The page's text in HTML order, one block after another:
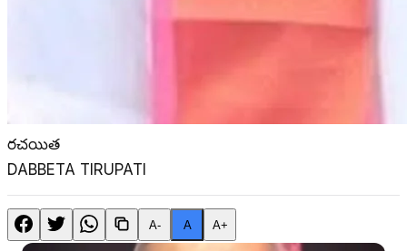
రచయిత
DABBETA TIRUPATI
A- A A+